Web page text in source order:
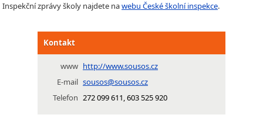
Inspekční zprávy školy najdete nawebu České školní inspekce.
Kontakt
www http://www.sousos.cz
E-mail sousos@sousos.cz
Telefon 272 099 611, 603 525 920